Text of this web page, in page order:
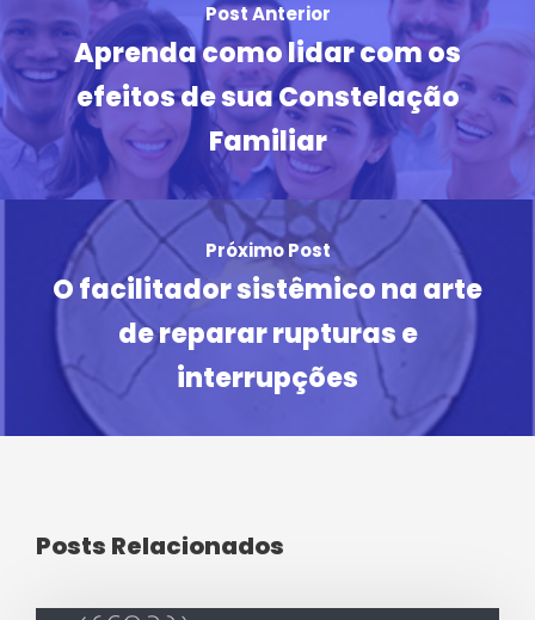
Post Anterior
Aprenda como lidar com os
efeitos de sua Constelação
Familiar
Próximo Post
O facilitador sistêmico na arte
de reparar rupturas e
interrupções
Posts Relacionados